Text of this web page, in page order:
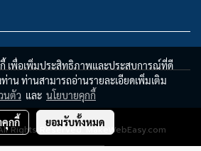
Rights Reserved. MakeWebEasy.com
กี้ เพื่อเพิ่มประสิทธิภาพและประสบการณ์ที่ดี
ท่าน ท่านสามารถอ่านรายละเอียดเพิ่มเติม
นตัว และ นโยบายคุกกี้
คุกกี้ ยอมรับทั้งหมด